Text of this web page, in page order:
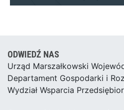
ODWIEDŹ NAS
Urząd Marszałkowski
Departament Gospodarki i
Wydział Wsparcia